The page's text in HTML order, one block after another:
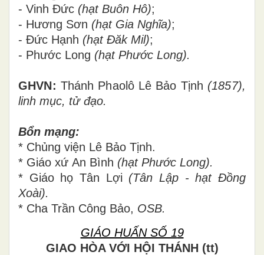
- Vinh Đức (hạt Buôn Hô);
- Hương Sơn (hạt Gia Nghĩa);
- Đức Hạnh (hạt Đăk Mil);
- Phước Long (hạt Phước Long).
GHVN: Thánh Phaolô Lê Bảo Tịnh (1857),
linh mục, tử đạo.
Bổn mạng:
* Chủng viện Lê Bảo Tịnh.
* Giáo xứ An Bình (hạt Phước Long).
* Giáo họ Tân Lợi (Tân Lập - hạt Đồng
Xoài).
* Cha Trần Công Bảo, OSB.
GIÁO HUẤN SỐ 19
GIAO HÒA VỚI HỘI THÁNH (tt)